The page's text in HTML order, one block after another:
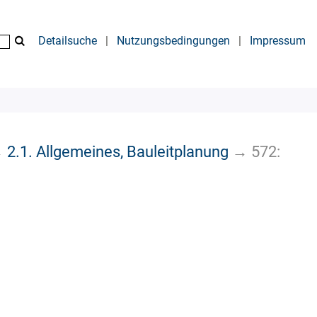
Detailsuche | Nutzungsbedingungen | Impressum
2.1. Allgemeines, Bauleitplanung → 572: